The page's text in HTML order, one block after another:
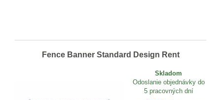
Fence Banner Standard Design Rent
Skladom
Odoslanie objednávky do
5 pracovných dní